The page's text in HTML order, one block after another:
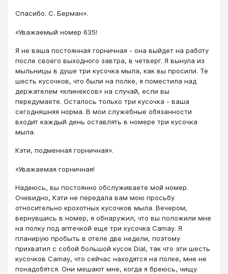
Спасибо. С. Берман».
«Уважаемый номер 635!
Я не ваша постоянная горничная - она выйдет на работу
после своего выходного завтра, в четверг. Я вынула из
мыльницы в душе три кусочка мыла, как вы просили. Те
шесть кусочков, что были на полке, я поместила над
держателем «клинексов» на случай, если вы
передумаете. Осталось только три кусочка - ваша
сегодняшняя норма. В мои служебные обязанности
входит каждый день оставлять в номере три кусочка
мыла.
Кэти, подменная горничная».
«Уважаемая горничная!
Надеюсь, вы постоянно обслуживаете мой номер.
Очевидно, Кэти не передала вам мою просьбу
относительно крохотных кусочков мыла. Вечером,
вернувшись в номер, я обнаружил, что вы положили мне
на полку под аптечкой еще три кусочка Camay. Я
планирую пробыть в отеле две недели, поэтому
прихватил с собой большой кусок Dial, так что эти шесть
кусочков Camay, что сейчас находятся на полке, мне не
понадобятся. Они мешают мне, когда я бреюсь, чищу